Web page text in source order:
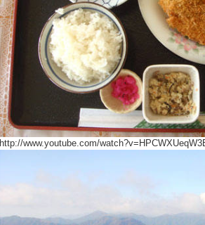
http://www.youtube.com/